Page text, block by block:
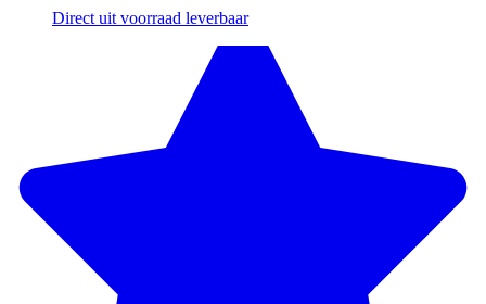
Direct uit voorraad leverbaar